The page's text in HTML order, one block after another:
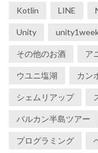
Kotlin LINE
Unity
その他のお酒 ア
ウユニ塩湖 カン
シェムリアップ
バルカン半島ツアー
プログラミング